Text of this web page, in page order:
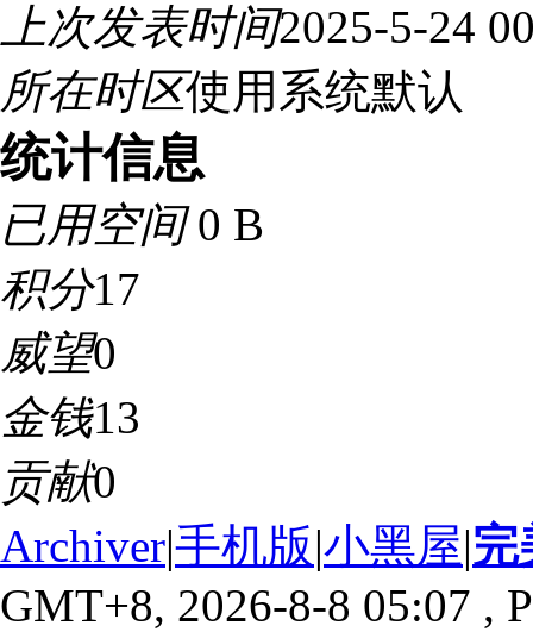
上次发表时间2025-5-24
所在时区使用系统默认
统计信息
已用空间0 B
积分17
威望0
金钱13
贡献0
Archiver|手机版|小黑屋|完
GMT+8, 2026-8-8 05:07 ,